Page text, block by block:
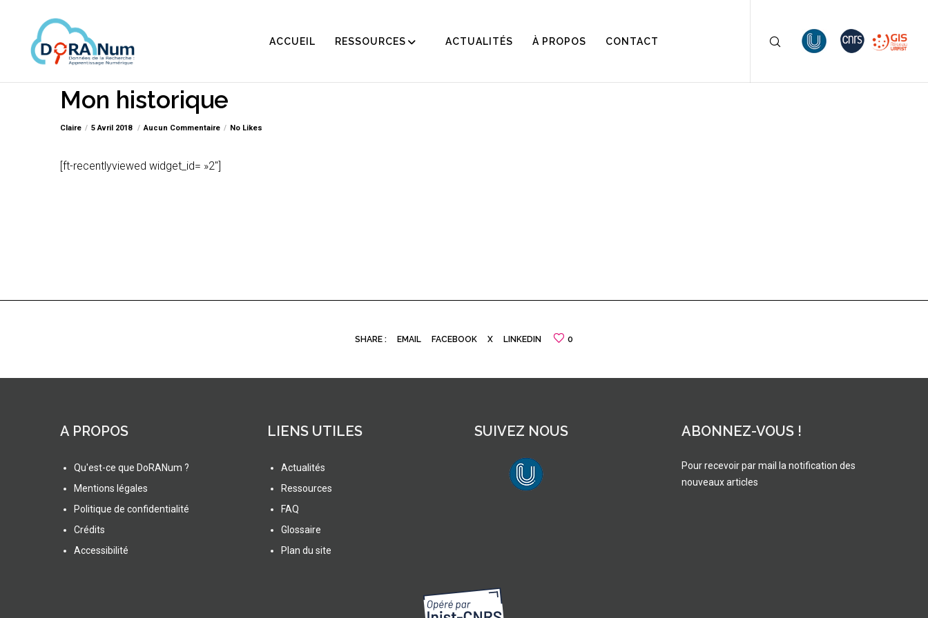
ACCUEIL RESSOURCES ACTUALITÉS À PROPOS CONTACT
Mon historique
Claire 5 Avril 2018 Aucun Commentaire No Likes
[ft-recentlyviewed widget_id= »2″]
SHARE : EMAIL FACEBOOK X LINKEDIN 0
A PROPOS
Qu'est-ce que DoRANum ?
Mentions légales
Politique de confidentialité
Crédits
Accessibilité
LIENS UTILES
Actualités
Ressources
FAQ
Glossaire
Plan du site
SUIVEZ NOUS ABONNEZ-VOUS !
Pour recevoir par mail la notification des
nouveaux articles